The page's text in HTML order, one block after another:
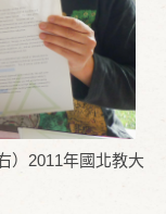
）2011年國北教大